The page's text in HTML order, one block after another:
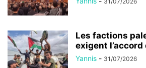
Les factions
exigent l’accord
Yannis - 31/07/2026